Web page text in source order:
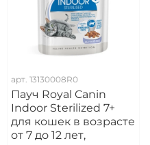
арт. 13130008R0
Пауч Royal Canin
Indoor Sterilized 7+
для кошек в возрасте
от 7 до 12 лет,